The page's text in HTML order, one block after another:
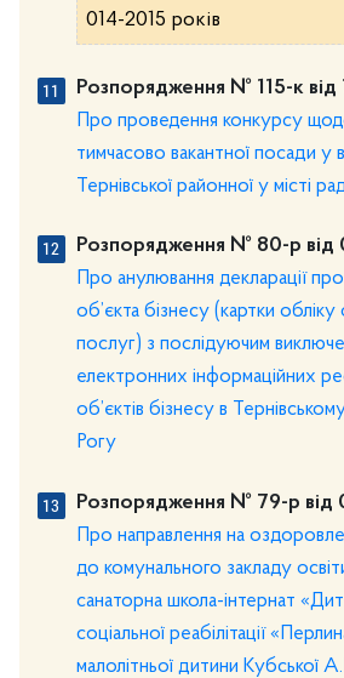
014-2015 років
Розпорядження № 115-к від
Про проведення конкурсу
тимчасово вакантної посади у
Тернівської районної у місті
Розпорядження № 80-р від
Про анулювання декларації
об’єкта бізнесу (картки
послуг) з послідуючим
електронних інформаційних
об’єктів бізнесу в
Рогу
Розпорядження № 79-р від
Про направлення на
до комунального закладу
санаторна школа-інтернат
соціальної реабілітації
малолітньої дитини Кубської